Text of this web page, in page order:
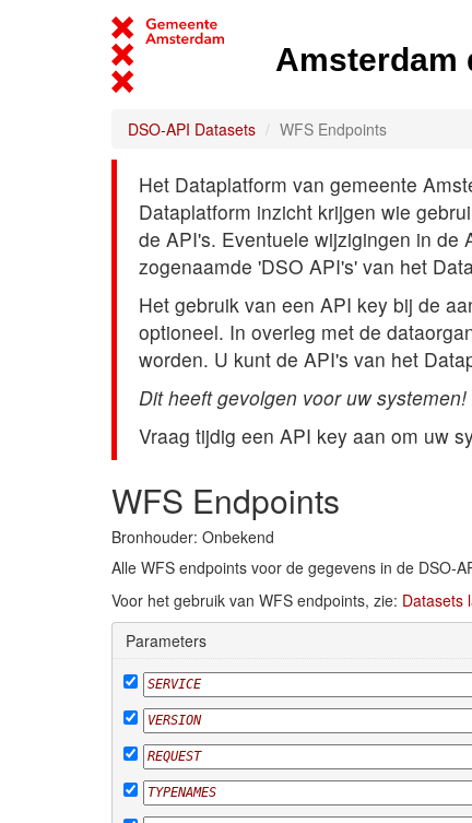
Amsterdam
DSO-API Datasets WFS Endpoints
Het Dataplatform van gemeente
Dataplatform inzicht krijgen wie
de API's. Eventuele wijzigingen in de
zogenaamde 'DSO API's' van het
Het gebruik van een API key bij de
optioneel. In overleg met de
worden. U kunt de API's van het
Dit heeft gevolgen voor uw systemen!
Vraag tijdig een API key aan om uw
WFS Endpoints
Bronhouder: Onbekend
Alle WFS endpoints voor de gegevens in de DSO-
Voor het gebruik van WFS endpoints, zie: Datasets
Parameters